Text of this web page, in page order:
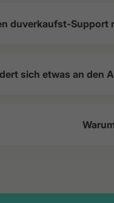
duverkaufst-Support
sich etwas an den